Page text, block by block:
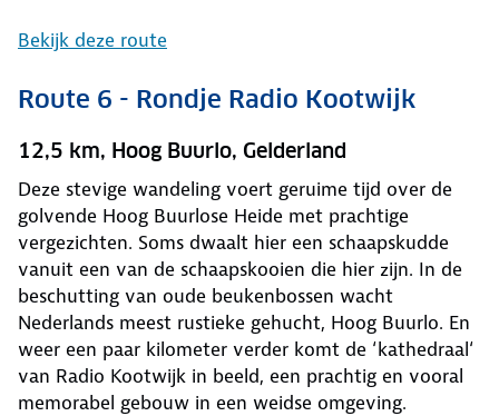
Bekijk deze route
Route 6 - Rondje Radio Kootwijk
12,5 km, Hoog Buurlo, Gelderland
Deze stevige wandeling voert geruime tijd over de
golvende Hoog Buurlose Heide met prachtige
vergezichten. Soms dwaalt hier een schaapskudde
vanuit een van de schaapskooien die hier zijn. In de
beschutting van oude beukenbossen wacht
Nederlands meest rustieke gehucht, Hoog Buurlo. En
weer een paar kilometer verder komt de ‘kathedraal‘
van Radio Kootwijk in beeld, een prachtig en vooral
memorabel gebouw in een weidse omgeving.